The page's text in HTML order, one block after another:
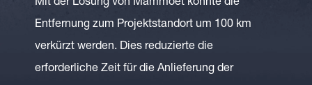
Mit der Lösung von Mammoet konnte die
Entfernung zum Projektstandort um 100 km
verkürzt werden. Dies reduzierte die
erforderliche Zeit für die Anlieferung der